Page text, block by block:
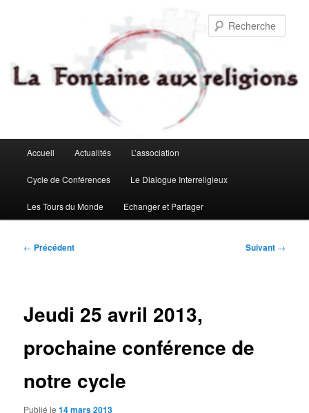
principal
Accueil Actualités L’association
Cycle de Conférences Le Dialogue Interreligieux
Les Tours du Monde Echanger et Partager
Navigation
← Précédent Suivant →
Jeudi 25 avril 2013,
prochaine conférence de
notre cycle
Publié le14 mars 2013